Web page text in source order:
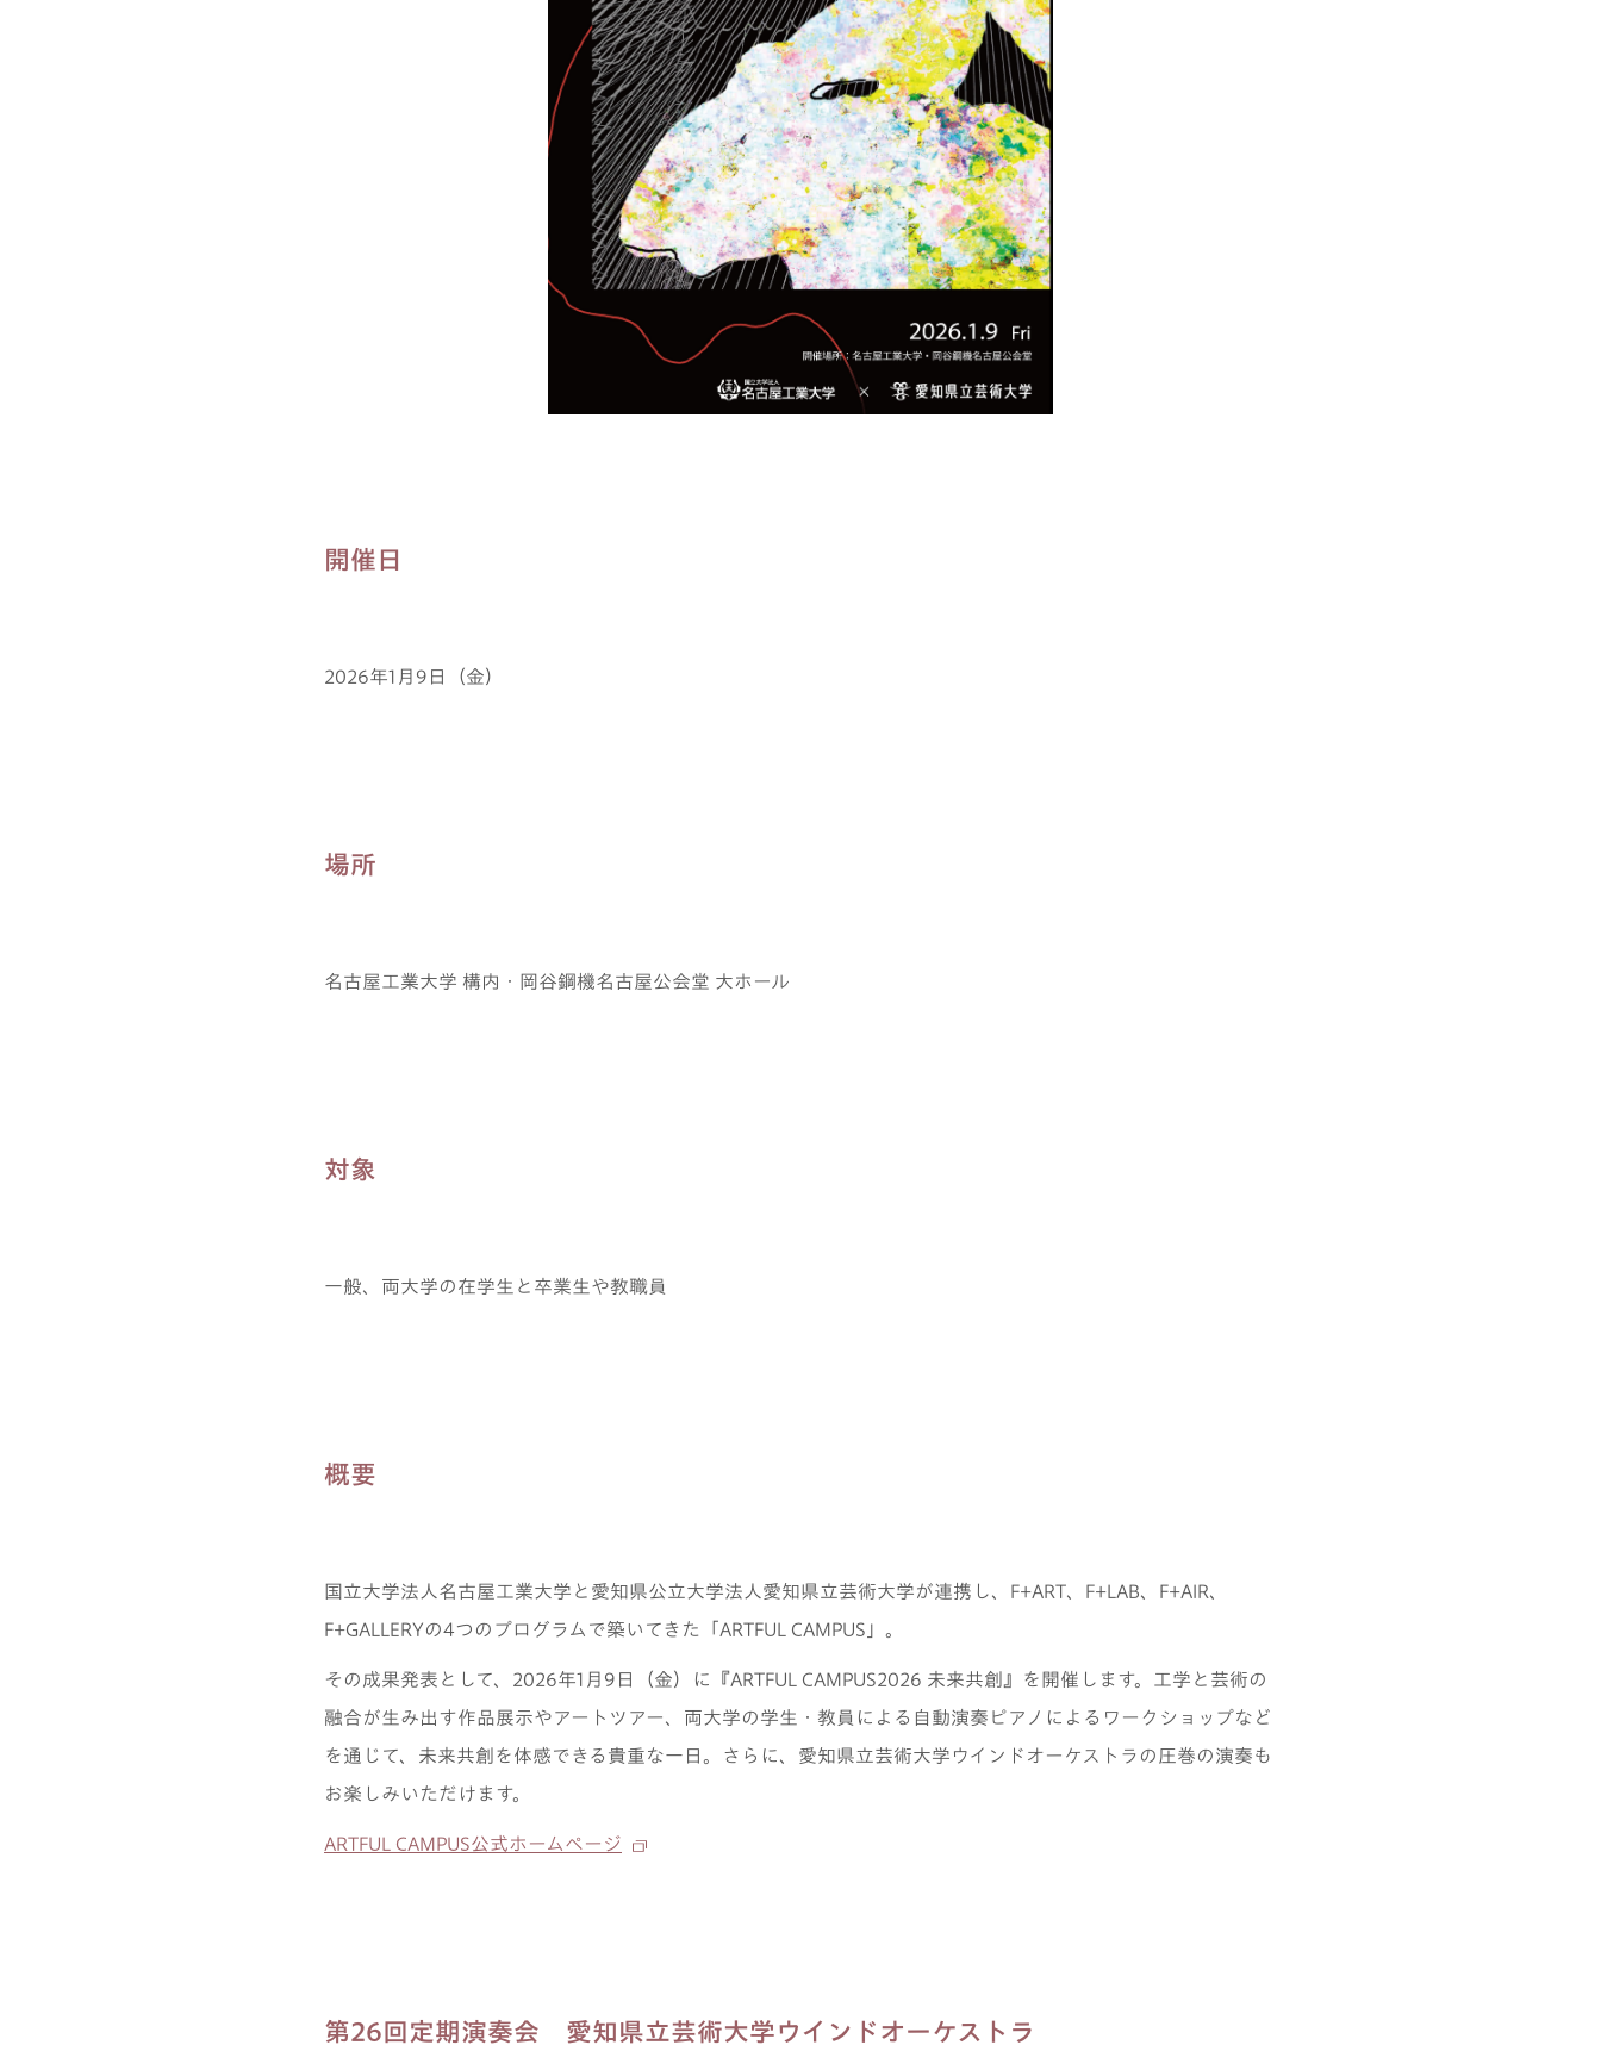
開催日
2026年1月9日（金）
場所
名古屋工業大学 構内・岡谷鋼機名古屋公会堂 大ホール
対象
一般、両大学の在学生と卒業生や教職員
概要
国立大学法人名古屋工業大学と愛知県公立大学法人愛知県立芸術大学が連携し、F+ART、F+LAB、F+AIR、
F+GALLERYの4つのプログラムで築いてきた「ARTFUL CAMPUS」。
その成果発表として、2026年1月9日（金）に『ARTFUL CAMPUS2026 未来共創』を開催します。工学と芸術の
融合が生み出す作品展示やアートツアー、両大学の学生・教員による自動演奏ピアノによるワークショップなど
を通じて、未来共創を体感できる貴重な一日。さらに、愛知県立芸術大学ウインドオーケストラの圧巻の演奏も
お楽しみいただけます。
ARTFUL CAMPUS公式ホームページ
第26回定期演奏会 愛知県立芸術大学ウインドオーケストラ